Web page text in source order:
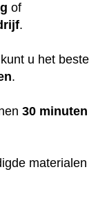
of
.
kunt u het beste
.
30 minuten
materialen